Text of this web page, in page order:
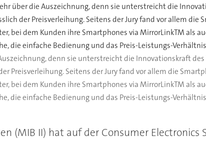
über die Auszeichnung, denn sie unterstreicht die
der Preisverleihung. Seitens der Jury fand vor allem
bei dem Kunden ihre Smartphones via MirrorLinkTM als
die einfache Bedienung und das Preis-Leistungs-
denn sie unterstreicht die Innovationskraft des
Preisverleihung. Seitens der Jury fand vor allem die
bei dem Kunden ihre Smartphones via MirrorLinkTM als
die einfache Bedienung und das Preis-Leistungs-
II) hat auf der Consumer Electronics